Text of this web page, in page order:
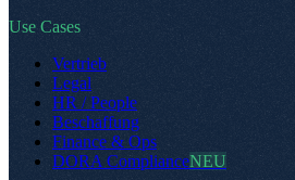
Use Cases
Vertrieb
Legal
HR / People
Beschaffung
Finance & Ops
DORA ComplianceNEU